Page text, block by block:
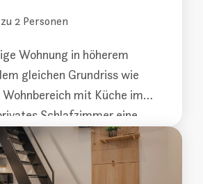
2 Personen
Wohnung in höherem
gleichen Grundriss wie
mit Küche im
Schlafzimmer eine
eine eigene Treppe
Details und